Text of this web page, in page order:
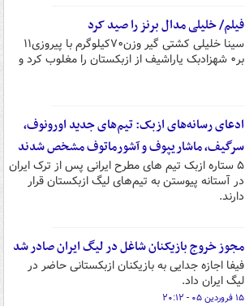
فیلم/ خلیلی مدال برنز را صید کرد
سینا خلیلی کشتی گیر وزن۷۰کیلوگرم با پیروزی۱۱
بر۰ شهزادبک یاراشیف از ازبکستان را مغلوب کرد و
ادعای رسانه‌های ازبک: تیم‌های جدید اورونوف،
سرگیف، ماشاریپوف و آشورماتوف مشخص شدند
۵ ستاره ازبک تیم های مطرح ایرانی پس از ترک ایران
در آستانه پیوستن به تیم‌های لیگ ازبکستان قرار
دارند.
مجوز خروج بازیکنان شاغل در لیگ ایران صادر شد
فیفا اجازه جدایی به بازیکنان ازبکستانی حاضر در
لیگ ایران داد.
۱۵ فروردین ۰۵ - ۲۰:۱۲